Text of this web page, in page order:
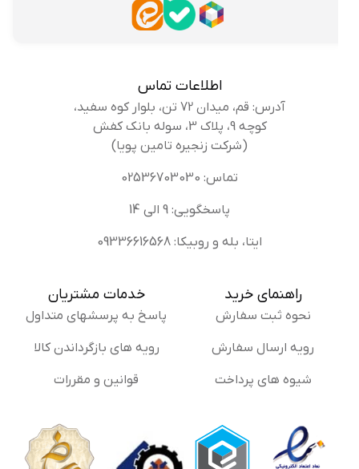
اطلاعات تماس
آدرس: قم، میدان 72 تن، بلوار کوه سفید،
کوچه 9، پلاک 3، سوله بانک کفش
(شرکت زنجیره تامین پویا)
تماس: 02536703030
پاسخگویی: 9 الی 14
ایتا، بله و روبیکا: 09336616568
راهنمای خرید
نحوه ثبت سفارش
رویه ارسال سفارش
شیوه های پرداخت
خدمات مشتریان
پاسخ به پرسشهای متداول
رویه های بازگرداندن کالا
قوانین و مقررات